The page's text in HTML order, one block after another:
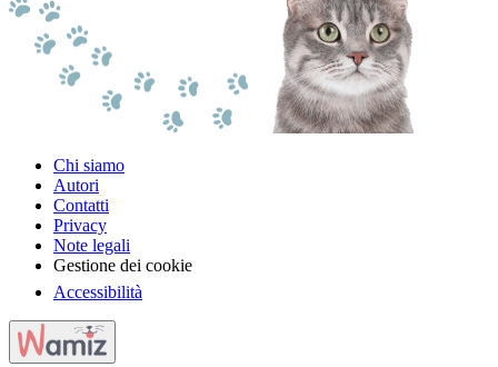
Chi siamo
Autori
Contatti
Privacy
Note legali
Gestione dei cookie
Accessibilità